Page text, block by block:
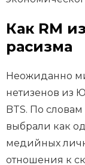
Как RM
расизма
Неожиданно
нетизенов из
BTS. По
выбрали как
медийных
отношения к